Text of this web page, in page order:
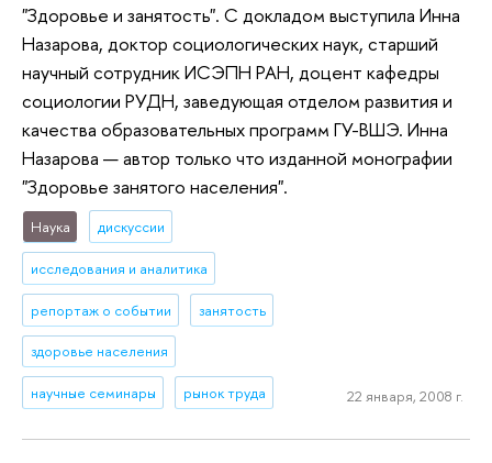
"Здоровье и занятость". С докладом выступила Инна
Назарова, доктор социологических наук, старший
научный сотрудник ИСЭПН РАН, доцент кафедры
социологии РУДН, заведующая отделом развития и
качества образовательных программ ГУ-ВШЭ. Инна
Назарова — автор только что изданной монографии
"Здоровье занятого населения".
Наука дискуссии
исследования и аналитика
репортаж о событии занятость
здоровье населения
научные семинары рынок труда 22 января, 2008 г.